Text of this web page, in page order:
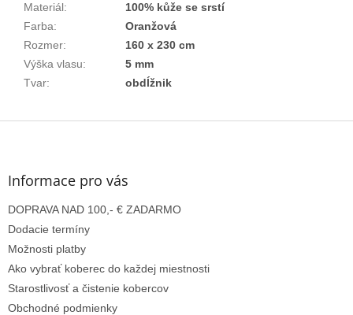
Materiál:
100% kůže se srstí
Farba:
Oranžová
Rozmer:
160 x 230 cm
Výška vlasu:
5 mm
Tvar: obdĺžnik
Z
Informace pro vás
DOPRAVA NAD 100,- € ZADARMO
Dodacie termíny
Možnosti platby
Ako vybrať koberec do každej miestnosti
Starostlivosť a čistenie kobercov
Obchodné podmienky